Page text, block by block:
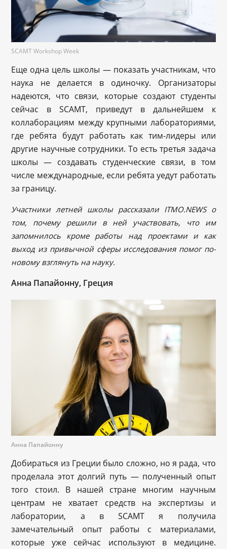
SCAMT Workshop Week
Еще одна цель школы — показать участникам, что
наука не делается в одиночку. Организаторы
надеются, что связи, которые создают студенты
сейчас в SCAMT, приведут в дальнейшем к
коллаборациям между крупными лабораториями,
где ребята будут работать как тим-лидеры или
другие научные сотрудники. То есть третья задача
школы — создавать студенческие связи, в том
числе международные, если ребята уедут работать
за границу.
Участники летней школы рассказали ITMO.NEWS о
том, почему решили в ней участвовать, что им
запомнилось кроме работы над проектами и как
выход из привычной сферы исследования помог по-
новому взглянуть на науку.
Анна Папайонну, Греция
Анна Папайонну
Добираться из Греции было сложно, но я рада, что
проделала этот долгий путь — полученный опыт
того стоил. В нашей стране многим научным
центрам не хватает средств на экспертизы и
лаборатории, а в SCAMT я получила
замечательный опыт работы с материалами,
которые уже сейчас используют в медицине.